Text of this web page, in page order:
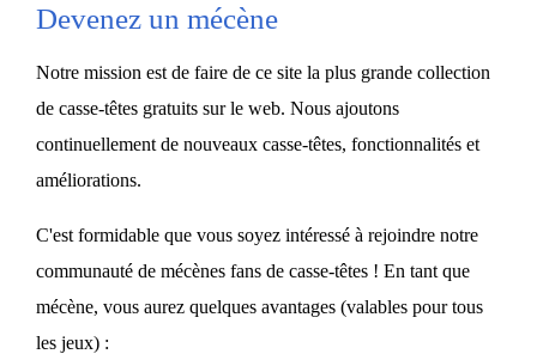
Devenez un mécène
Notre mission est de faire de ce site la plus grande collection
de casse-têtes gratuits sur le web. Nous ajoutons
continuellement de nouveaux casse-têtes, fonctionnalités et
améliorations.
C'est formidable que vous soyez intéressé à rejoindre notre
communauté de mécènes fans de casse-têtes ! En tant que
mécène, vous aurez quelques avantages (valables pour tous
les jeux) :